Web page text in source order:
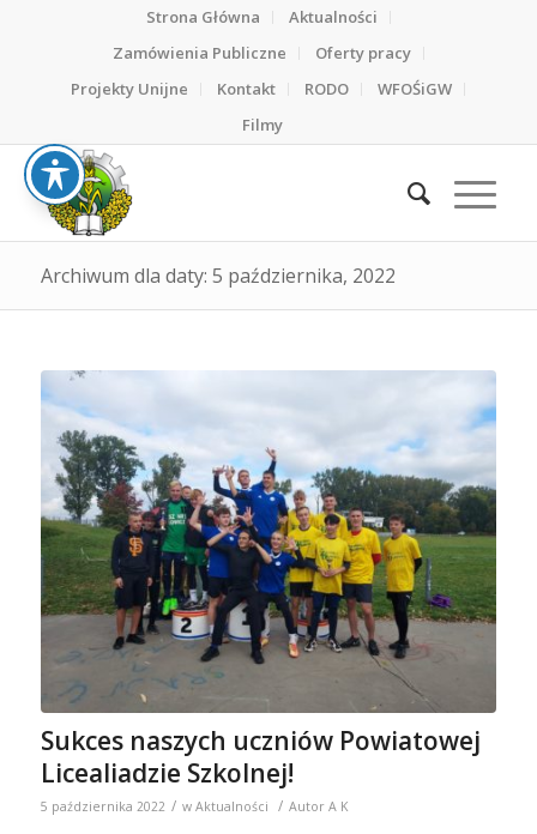
Strona Główna
Aktualności
Zamówienia Publiczne
Oferty pracy
Projekty Unijne
Kontakt RODO
WFOŚiGW
Filmy
Archiwum dla daty: 5 października, 2022
Sukces naszych uczniów Powiatowej
Licealiadzie Szkolnej!
5 października 2022 / w Aktualności / Autor A K